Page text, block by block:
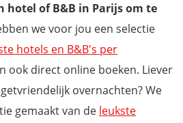
hotel of B&B in Parijs om te
we voor jou een selectie
hotels en B&B's per
ook direct online boeken. Liever
overnachten? We
gemaakt van de leukste